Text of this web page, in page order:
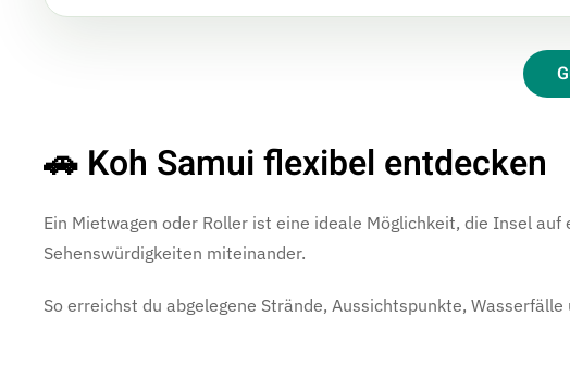
🚗 Koh Samui flexibel entdecken
Ein Mietwagen oder Roller ist eine ideale Möglichkeit, die Insel
Sehenswürdigkeiten miteinander.
So erreichst du abgelegene Strände, Aussichtspunkte,